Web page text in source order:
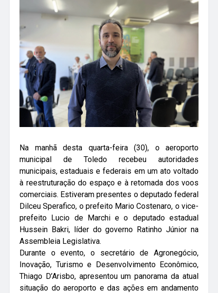
Na manhã desta quarta-feira (30), o aeroporto
municipal de Toledo recebeu autoridades
municipais, estaduais e federais em um ato voltado
à reestruturação do espaço e à retomada dos voos
comerciais. Estiveram presentes o deputado federal
Dilceu Sperafico, o prefeito Mario Costenaro, o vice-
prefeito Lucio de Marchi e o deputado estadual
Hussein Bakri, líder do governo Ratinho Júnior na
Assembleia Legislativa.
Durante o evento, o secretário de Agronegócio,
Inovação, Turismo e Desenvolvimento Econômico,
Thiago D’Arisbo, apresentou um panorama da atual
situação do aeroporto e das ações em andamento